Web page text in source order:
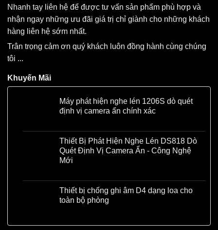
Nhanh tay liên hệ để được tư vấn sản phẩm phù hợp và
nhận ngay những ưu đãi giá trị chỉ giành cho những khách
hàng liên hệ sớm nhất.
Trân trọng cảm ơn quý khách luôn đồng hành cùng chúng
tôi ...
Khuyến Mãi
Máy phát hiện nghe lén 1206S dò quét
định vị camera ẩn chính xác
Thiết Bị Phát Hiện Nghe Lén DS818 Dò
Quét Định Vị Camera Ẩn - Công Nghệ
Mới
Thiết bị chống ghi âm D4 dạng loa cho
toàn bộ phòng